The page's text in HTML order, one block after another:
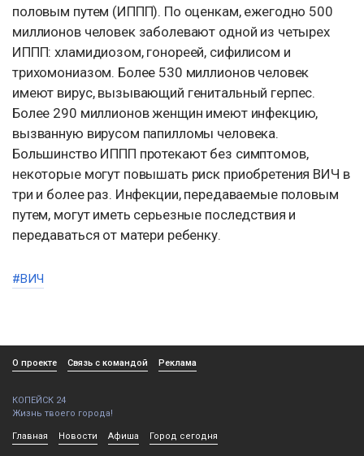
половым путем (ИППП). По оценкам, ежегодно 500
миллионов человек заболевают одной из четырех
ИППП: хламидиозом, гонореей, сифилисом и
трихомониазом. Более 530 миллионов человек
имеют вирус, вызывающий генитальный герпес.
Более 290 миллионов женщин имеют инфекцию,
вызванную вирусом папилломы человека.
Большинство ИППП протекают без симптомов,
некоторые могут повышать риск приобретения ВИЧ в
три и более раз. Инфекции, передаваемые половым
путем, могут иметь серьезные последствия и
передаваться от матери ребенку.
#ВИЧ
О проекте Связь с командой Реклама
КОПЕЙСК 24
Жизнь твоего города!
Главная Новости Афиша Город сегодня